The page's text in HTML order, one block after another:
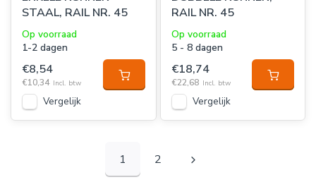
STAAL, RAIL NR. 45
Op voorraad
1-2 dagen
€8,54
€10,34 Incl. btw
Vergelijk
RAIL NR. 45
Op voorraad
5 - 8 dagen
€18,74
€22,68 Incl. btw
Vergelijk
1 2